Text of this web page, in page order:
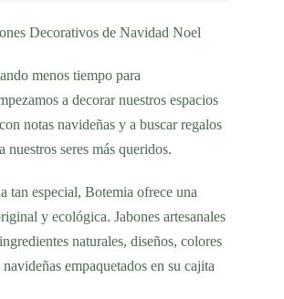
Decorativos de Navidad Noel
menos tiempo para
a decorarnuestros espacios
notas navideñas y a buscar regalos
nuestros seres más queridos.
tan especial, Botemia ofrece una
y ecológica. Jabones artesanales
naturales, diseños, colores
empaquetados en su cajita